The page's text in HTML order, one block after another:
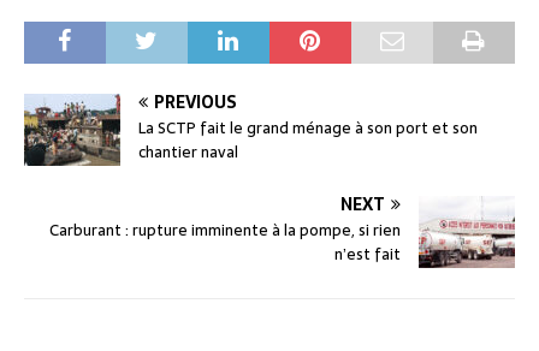
PREVIOUS
La SCTP fait le grand ménage à son port et son
chantier naval
NEXT
Carburant : rupture imminente à la pompe, si rien
n’est fait